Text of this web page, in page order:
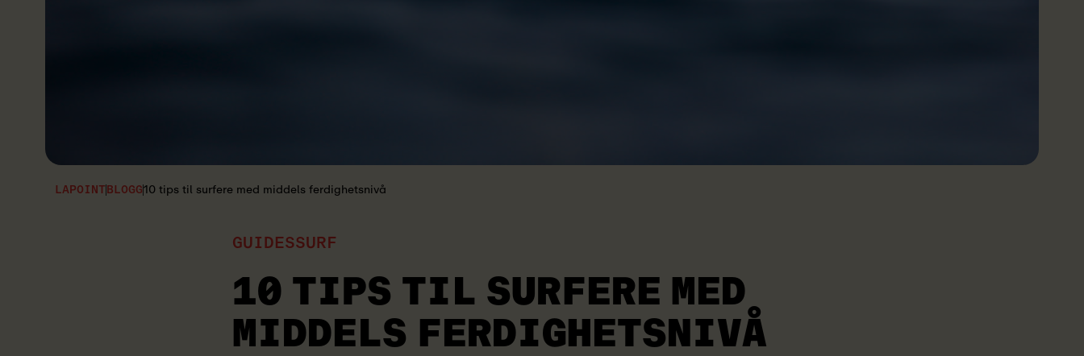
LAPOINT BLOGG10 tips til surfere med middels ferdighetsnivå
GUIDESSURF
10 TIPS TIL SURFERE MED
MIDDELS FERDIGHETSNIVÅ